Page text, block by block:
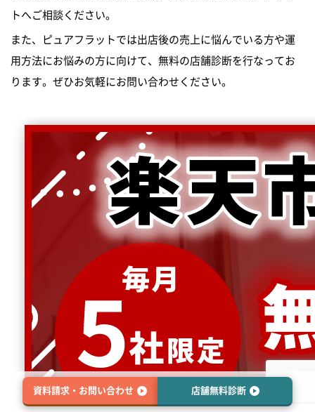
資料請求・お問い合わせ 店舗無料診断
トへご相談ください。
また、ピュアフラットでは出店後の売上に悩んでいる方や運
用方法にお悩みの方に向けて、無料の店舗診断を行なってお
ります。ぜひお気軽にお問い合わせください。